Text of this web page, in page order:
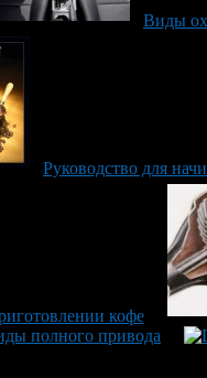
Виды
Руководство для
кофе
полного привода